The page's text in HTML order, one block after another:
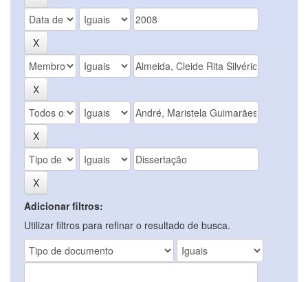
Adicionar filtros:
Utilizar filtros para refinar o resultado de busca.